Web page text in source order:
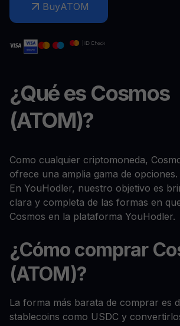
BuyATOM
¿Qué es Cosmos
(ATOM)?
Como cualquier criptomoneda,
ofrece una amplia gama de opciones.
En YouHodler, nuestro objetivo es
clara y completa de las formas en
Cosmos en la plataforma YouHodler.
¿Cómo comprar
(ATOM)?
La forma más barata de comprar es
stablecoins como USDC y